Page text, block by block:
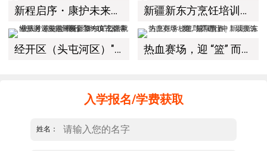
新程启序・康护未来｜新疆新东方烹饪学校举办中医康复理疗师班开幕仪式！ 新疆新东方烹饪培训学校有限公司教学管理制度
经开区（头屯河区）"3+10"公共就业服务进校园暨新疆新东方烹饪学校人才双选会+校企签约仪式圆满举行 热血赛场，迎 “篮” 而上｜新疆新东方烹饪学校篮球赛进行中！以技筑梦，乐享青春
入学报名/学费获取
姓名：